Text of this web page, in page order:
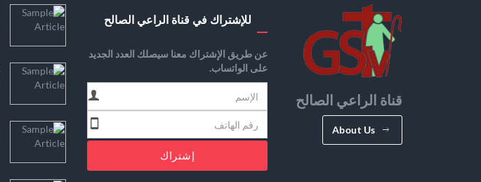
قناة الراعي الصالح
About Us
للإشتراك في قناة الراعي الصالح
عن طريق الإشتراك معنا سيصلك العدد الجديد
على الواتساب.
إشتراك